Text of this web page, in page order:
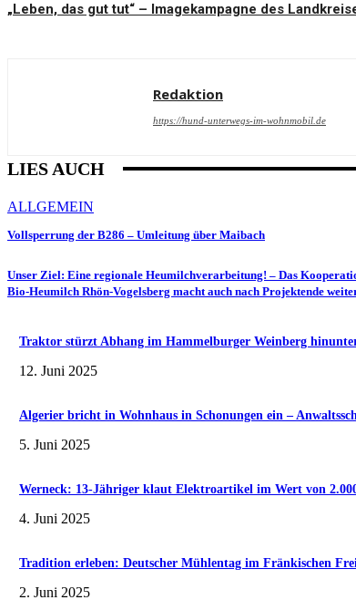
„Leben, das gut tut“ – Imagekampagne des
Redaktion
https://hund-unterwegs-im-wohnmobil.de
LIES AUCH
ALLGEMEIN
Vollsperrung der B286 – Umleitung über Maibach
Unser Ziel: Eine regionale Heumilchverarbeitung! – Das
Bio-Heumilch Rhön-Vogelsberg macht auch nach Projektende
Traktor stürzt Abhang im Hammelburger Weinberg
12. Juni 2025
Algerier bricht in Wohnhaus in Schonungen ein –
5. Juni 2025
Werneck: 13-Jähriger klaut Elektroartikel im Wert von
4. Juni 2025
Tradition erleben: Deutscher Mühlentag im Fränkischen
2. Juni 2025